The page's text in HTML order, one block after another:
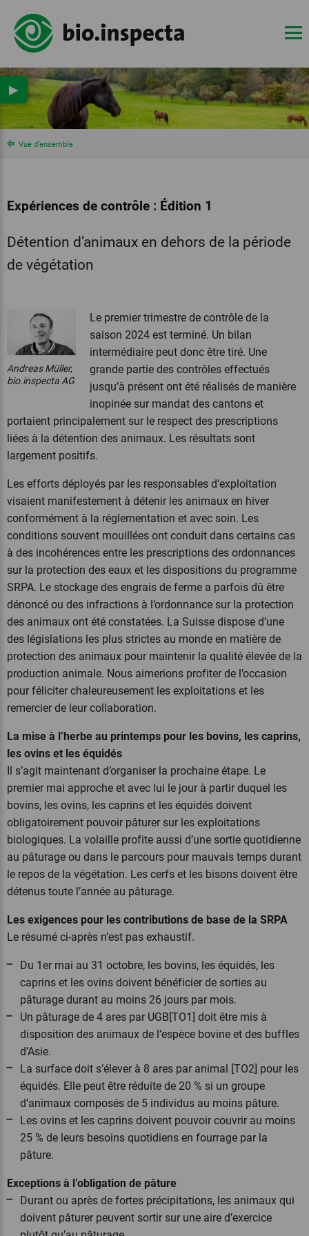
Vue d’ensemble
Expériences de contrôle : Édition 1
Détention d’animaux en dehors de la période
de végétation
Andreas Müller,
bio.inspecta AG
Le premier trimestre de contrôle de la
saison 2024 est terminé. Un bilan
intermédiaire peut donc être tiré. Une
grande partie des contrôles effectués
jusqu’à présent ont été réalisés de manière
inopinée sur mandat des cantons et
portaient principalement sur le respect des prescriptions
liées à la détention des animaux. Les résultats sont
largement positifs.
Les efforts déployés par les responsables d’exploitation
visaient manifestement à détenir les animaux en hiver
conformément à la réglementation et avec soin. Les
conditions souvent mouillées ont conduit dans certains cas
à des incohérences entre les prescriptions des ordonnances
sur la protection des eaux et les dispositions du programme
SRPA. Le stockage des engrais de ferme a parfois dû être
dénoncé ou des infractions à l’ordonnance sur la protection
des animaux ont été constatées. La Suisse dispose d’une
des législations les plus strictes au monde en matière de
protection des animaux pour maintenir la qualité élevée de la
production animale. Nous aimerions profiter de l’occasion
pour féliciter chaleureusement les exploitations et les
remercier de leur collaboration.
La mise à l’herbe au printemps pour les bovins, les caprins,
les ovins et les équidés
Il s’agit maintenant d’organiser la prochaine étape. Le
premier mai approche et avec lui le jour à partir duquel les
bovins, les ovins, les caprins et les équidés doivent
obligatoirement pouvoir pâturer sur les exploitations
biologiques. La volaille profite aussi d’une sortie quotidienne
au pâturage ou dans le parcours pour mauvais temps durant
le repos de la végétation. Les cerfs et les bisons doivent être
détenus toute l’année au pâturage.
Les exigences pour les contributions de base de la SRPA
Le résumé ci-après n’est pas exhaustif.
Du 1er mai au 31 octobre, les bovins, les équidés, les
caprins et les ovins doivent bénéficier de sorties au
pâturage durant au moins 26 jours par mois.
Un pâturage de 4 ares par UGB[TO1] doit être mis à
disposition des animaux de l’espèce bovine et des buffles
d’Asie.
La surface doit s’élever à 8 ares par animal [TO2] pour les
équidés. Elle peut être réduite de 20 % si un groupe
d’animaux composés de 5 individus au moins pâture.
Les ovins et les caprins doivent pouvoir couvrir au moins
25 % de leurs besoins quotidiens en fourrage par la
pâture.
Exceptions à l’obligation de pâture
Durant ou après de fortes précipitations, les animaux qui
doivent pâturer peuvent sortir sur une aire d’exercice
▶